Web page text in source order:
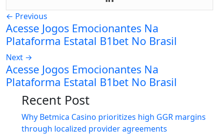
← Previous
Acesse Jogos Emocionantes Na
Plataforma Estatal B1bet No Brasil
Next →
Acesse Jogos Emocionantes Na
Plataforma Estatal B1bet No Brasil
Recent Post
Why Betmica Casino prioritizes high GGR margins
through localized provider agreements